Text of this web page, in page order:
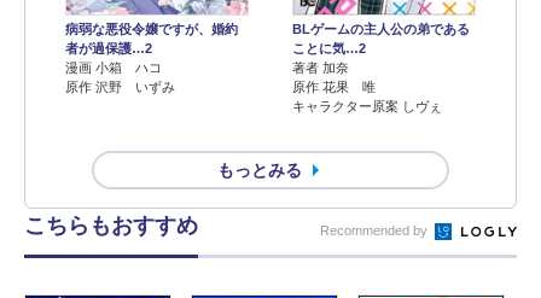
病弱な悪役令嬢ですが、婚約
者が過保護…2
漫画 小箱 ハコ
原作 沢野 いずみ
BLゲームの主人公の弟である
ことに気…2
著者 加奈
原作 花果 唯
キャラクター原案 しヴぇ
もっとみる
こちらもおすすめ Recommended by